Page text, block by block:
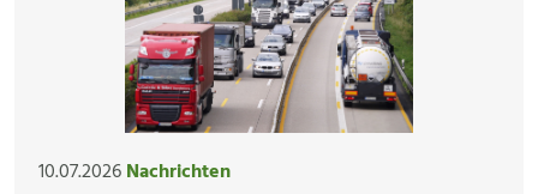
10.07.2026Nachrichten